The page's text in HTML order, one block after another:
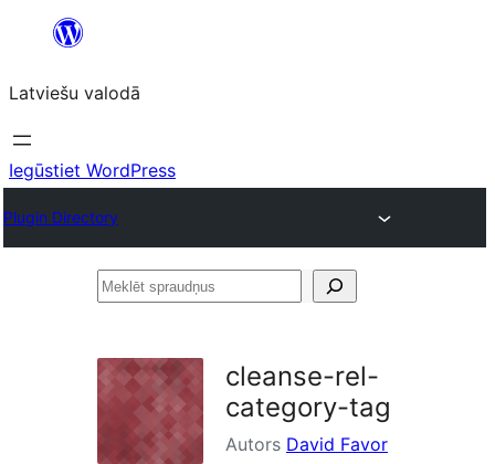
Pāriet
saturu
Latviešu valodā
Iegūstiet WordPress
Plugin Directory
Meklēt
cleanse-rel-
category-tag
Autors David Favor